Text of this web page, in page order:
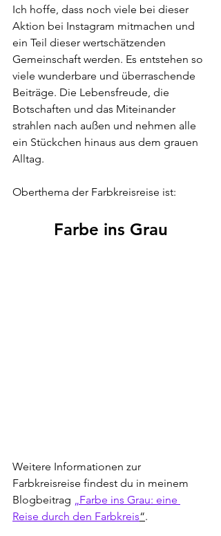
Ich hoffe, dass noch viele bei dieser
Aktion bei Instagram mitmachen und
ein Teil dieser wertschätzenden
Gemeinschaft werden. Es entstehen so
viele wunderbare und überraschende
Beiträge. Die Lebensfreude, die
Botschaften und das Miteinander
strahlen nach außen und nehmen alle
ein Stückchen hinaus aus dem grauen
Alltag.
Oberthema der Farbkreisreise ist:
Farbe ins Grau
Weitere Informationen zur
Farbkreisreise findest du in meinem
Blogbeitrag
„Farbe ins Grau: eine
Reise durch den Farbkreis“.